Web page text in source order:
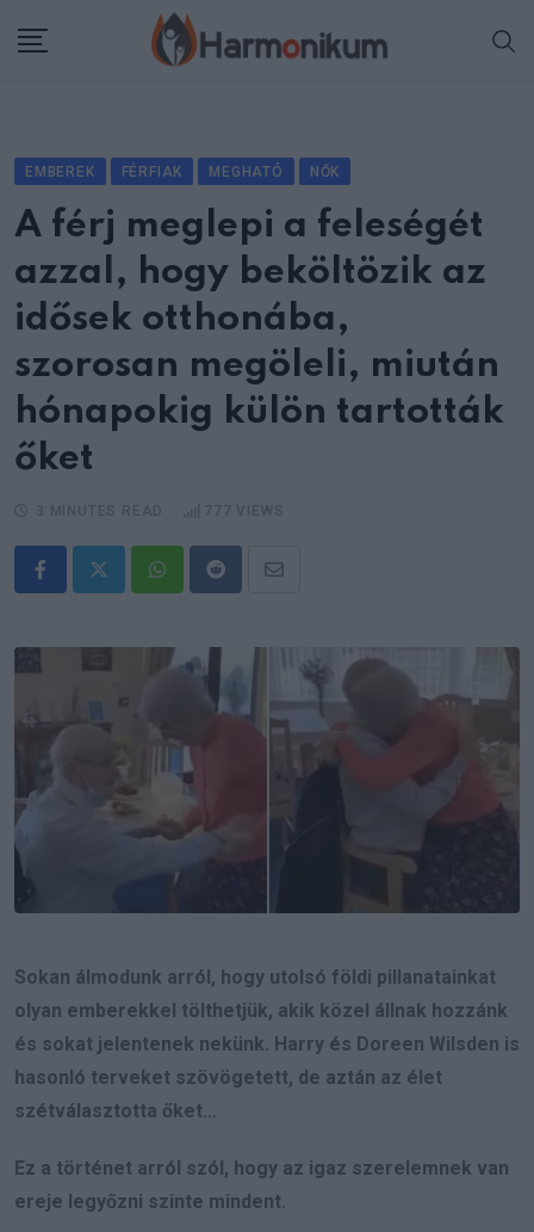
EMBEREK FÉRFIAK MEGHATÓ NŐK
A férj meglepi a feleségét
azzal, hogy beköltözik az
idősek otthonába,
szorosan megöleli, miután
hónapokig külön tartották
őket
WhatsappRedditShare
Email
Sokan álmodunk arról, hogy utolsó földi pillanatainkat
olyan emberekkel tölthetjük, akik közel állnak hozzánk
és sokat jelentenek nekünk. Harry és Doreen Wilsden is
hasonló terveket szövögetett, de aztán az élet
szétválasztotta őket…
Ez a történet arról szól, hogy az igaz szerelemnek van
ereje legyőzni szinte mindent.